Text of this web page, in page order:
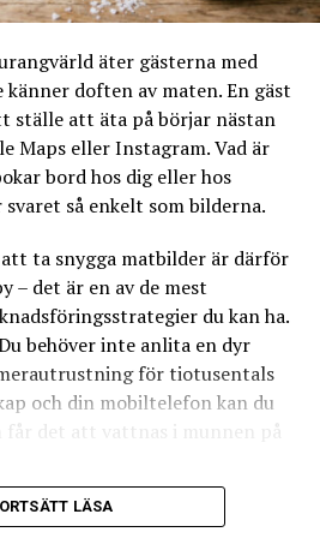
typ av kaffe du ska ha på
baristor etc.
Sätt dig in i hurleasingavtalet
dig för att leasa en
vi dig att noggrant läsa
och säkerställa att du verkligen
igång och börja använda
du är minsta lilla osäker är det
fråga tills du är helt säker på
Magnus Hellström
äter gästerna med
doften av maten. En gäst
ställe att äta på börjar nästan
Maps eller Instagram. Vad är
bord hos dig eller hos
så enkelt som bilderna.
ta snygga matbilder är därför
– det är en av de mest
du kan ha.
behöver inte anlita en dyr
för tiotusentals
och din mobiltelefon kan du
får det att vattnas i munnen på
behöver veta för att lyfta din
LÄSA